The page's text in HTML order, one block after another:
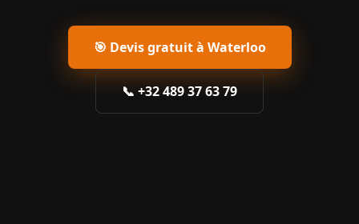
🎯 Devis gratuit à Waterloo
📞 +32 489 37 63 79